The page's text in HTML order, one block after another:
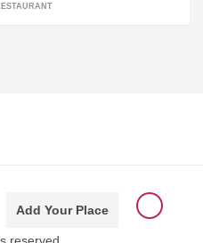
Add Your Place